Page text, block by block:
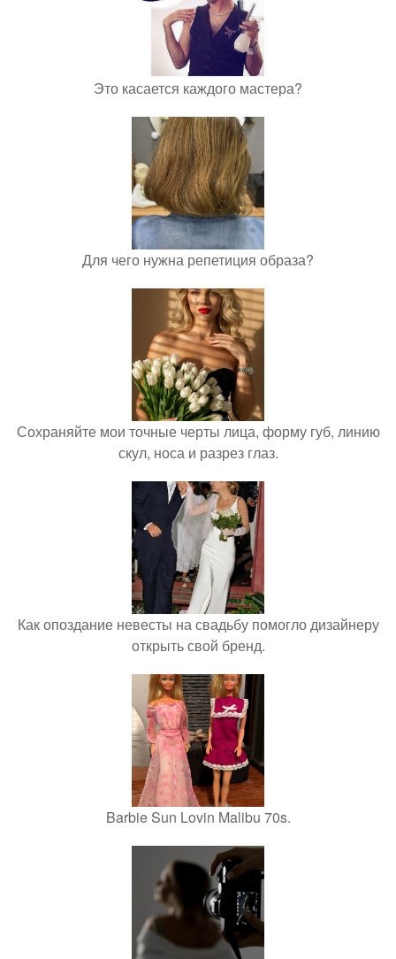
Это касается каждого мастера?
Для чего нужна репетиция образа?
Сохраняйте мои точные черты лица, форму губ, линию
скул, носа и разрез глаз.
Как опоздание невесты на свадьбу помогло дизайнеру
открыть свой бренд.
Barbie Sun Lovin Malibu 70s.